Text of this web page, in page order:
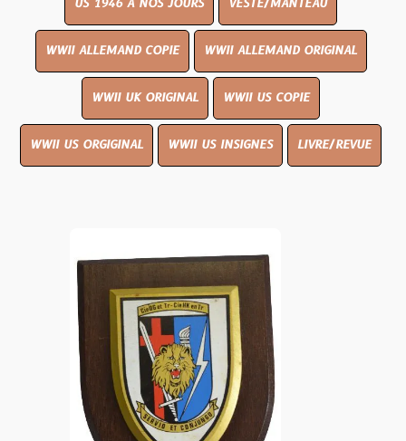
US 1946 À NOS JOURS VESTE/MANTEAU
WWII ALLEMAND COPIE WWII ALLEMAND ORIGINAL
WWII UK ORIGINAL WWII US COPIE
WWII US ORGIGINAL WWII US INSIGNES LIVRE/REVUE